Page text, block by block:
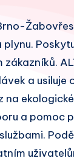
a usiluje
na
a pomoc